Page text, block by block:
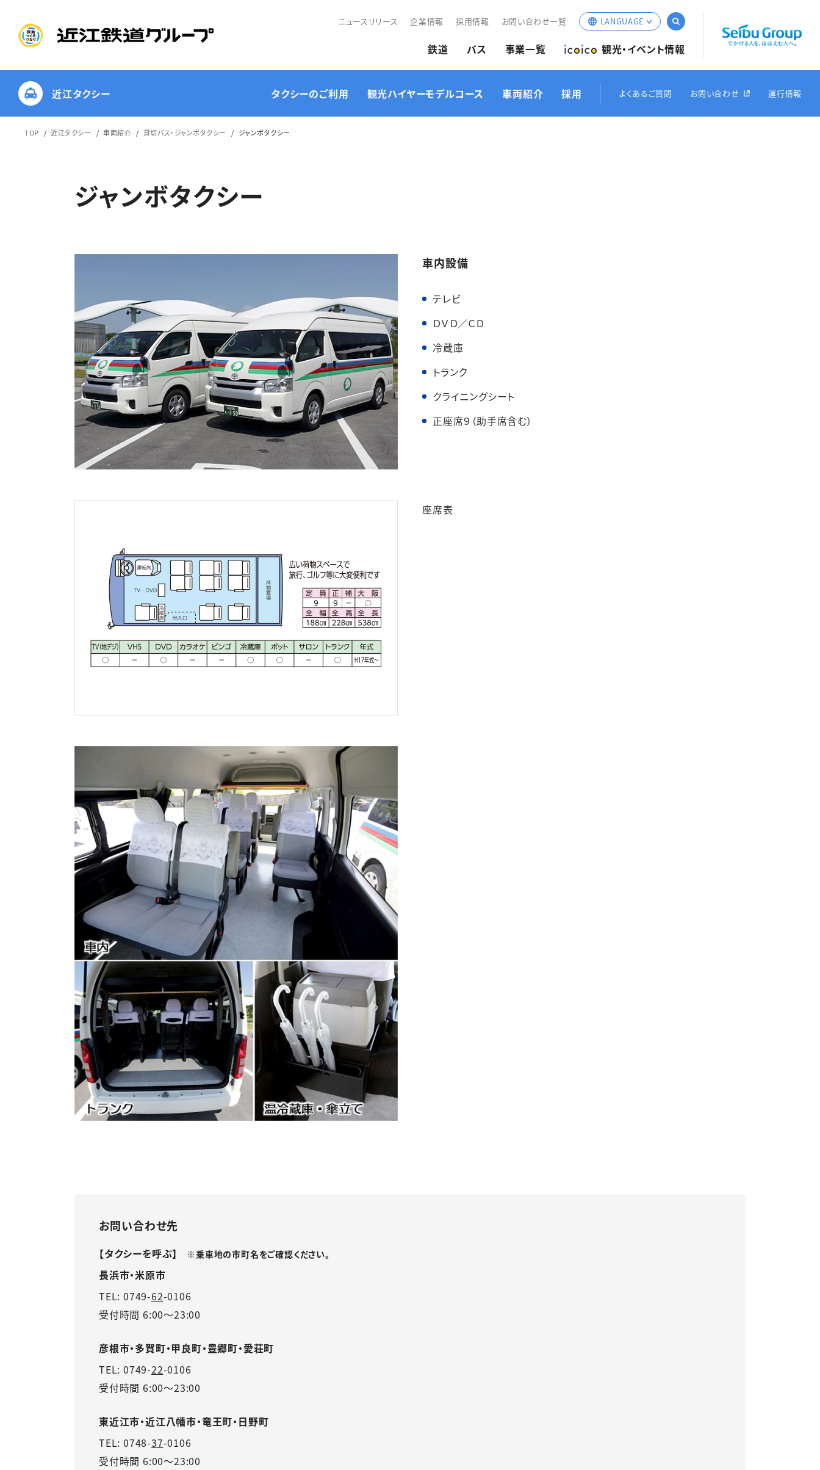
鉄道 バス 事業一覧 観光・イベント情報
ニュースリリース 企業情報 採用情報 お問い合わせ一覧 LANGUAGE
English
繁体中文
한국어
近江タクシー タクシーのご利用 観光ハイヤーモデルコース
近江八幡出発コース
車両紹介 採用 よくあるご質問 お問い合わせ 運行情報
TOP 近江タクシー 車両紹介 貸切バス・ジャンボタクシー ジャンボタクシー
ジャンボタクシー
車内設備
テレビ
ＤＶＤ／ＣＤ
冷蔵庫
トランク
クライニングシート
正座席９（助手席含む）
座席表
お問い合わせ先
【タクシーを呼ぶ】 ※乗車地の市町名をご確認ください。
長浜市・米原市
TEL: 0749-62-0106
受付時間 6:00～23:00
彦根市・多賀町・甲良町・豊郷町・愛荘町
TEL: 0749-22-0106
受付時間 6:00～23:00
東近江市・近江八幡市・竜王町・日野町
TEL: 0748-37-0106
受付時間 6:00～23:00